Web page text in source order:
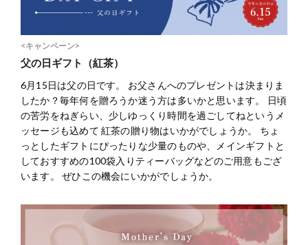
<キャンペーン>
父の日ギフト（紅茶）
6月15日は父の日です。 お父さんへのプレゼントは決まりま
したか？毎年何を贈ろうか迷う方は多いかと思います。 日頃
の苦労をねぎらい、少しゆっくり時間を過ごしてねというメ
ッセージも込めて 紅茶の贈り物はいかがでしょうか。 ちょ
っとしたギフトにぴったりな少量のものや、メインギフトと
しておすすめの100袋入りティーバッグなどのご用意もござ
います。 ぜひこの機会にいかがでしょうか。